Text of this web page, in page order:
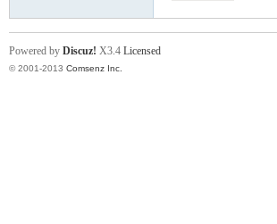
Powered by Discuz! X3.4 Licensed
© 2001-2013 Comsenz Inc.